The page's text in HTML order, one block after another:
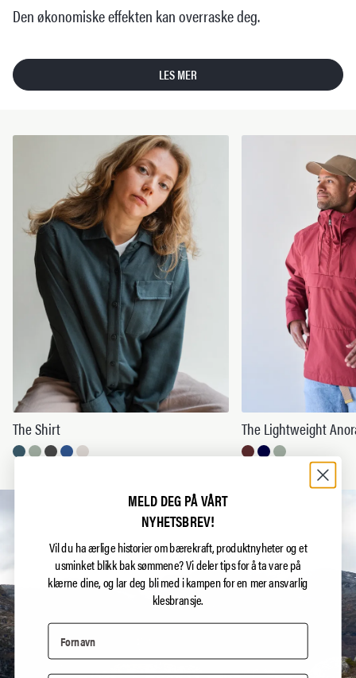
Den økonomiske effekten kan overraske deg.
LES MER
The Shirt The Lightweight
MELD DEG PÅ VÅRT
NYHETSBREV!
Vil du ha ærlige historier om bærekraft, produktnyheter og et
usminket blikk bak sømmene?Vi deler tips for å ta vare på
klærne dine, og lar deg bli med i kampen for en mer ansvarlig
klesbransje.